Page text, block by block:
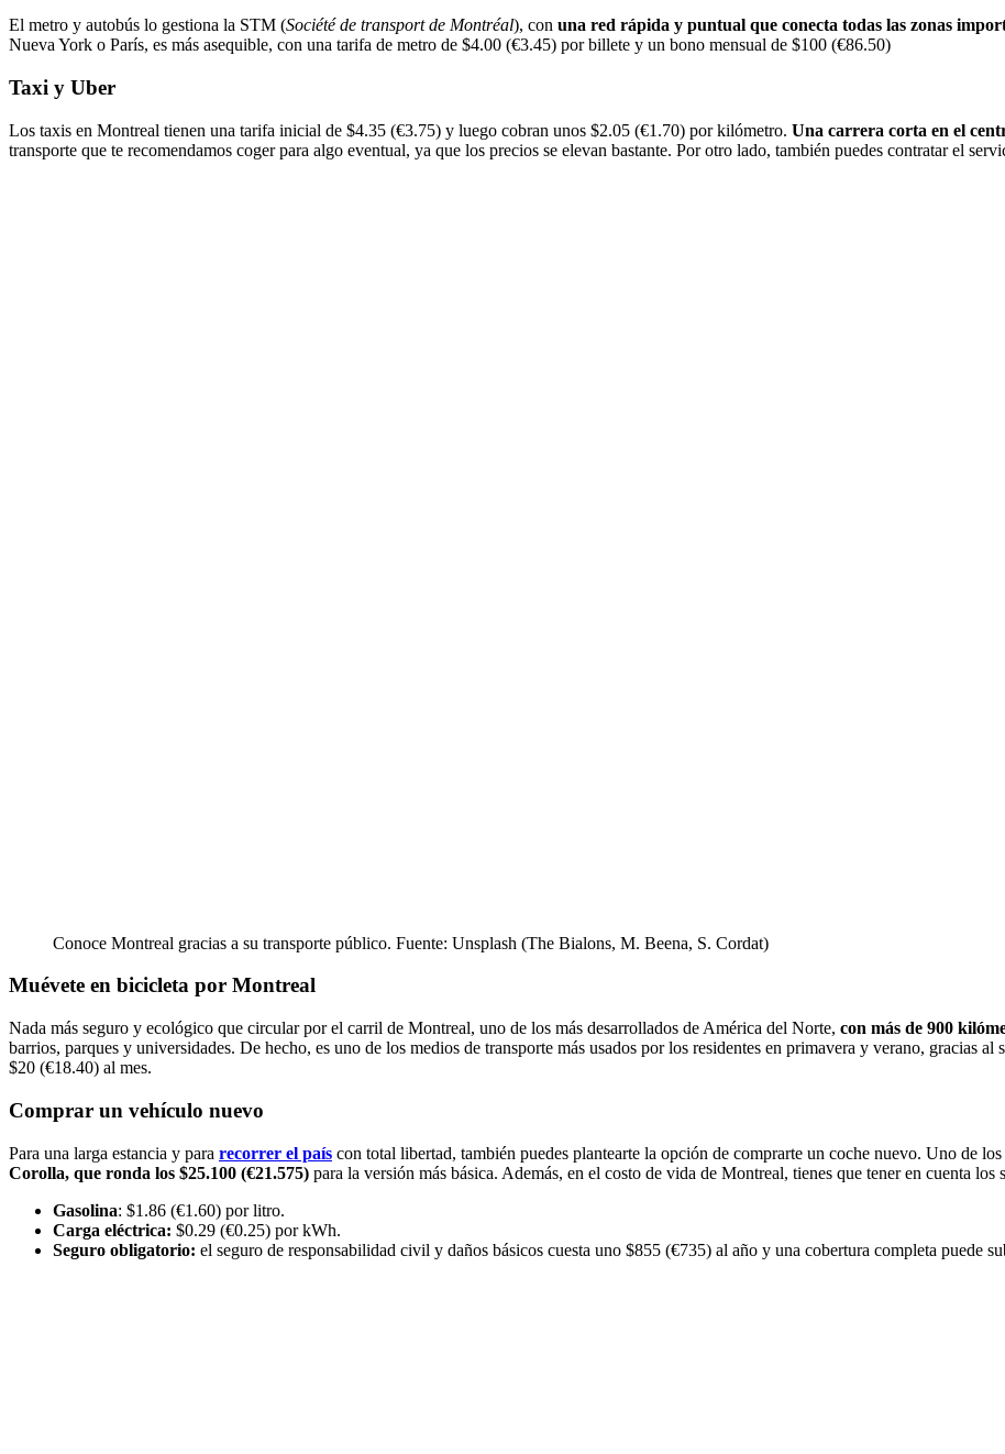
El metro y autobús lo gestiona la STM (Société de transport de Montréal), con una red rápida y puntual que conecta todas las zonas
Nueva York o París, es más asequible, con una tarifa de metro de $4.00 (€3.45) por billete y un bono mensual de $100 (€86.50)
Taxi y Uber
Los taxis en Montreal tienen una tarifa inicial de $4.35 (€3.75) y luego cobran unos $2.05 (€1.70) por kilómetro. Una carrera corta en el
transporte que te recomendamos coger para algo eventual, ya que los precios se elevan bastante. Por otro lado, también puedes contratar el
Conoce Montreal gracias a su transporte público. Fuente: Unsplash (The Bialons, M. Beena, S. Cordat)
Muévete en bicicleta por Montreal
Nada más seguro y ecológico que circular por el carril de Montreal, uno de los más desarrollados de América del Norte, con más de 900
barrios, parques y universidades. De hecho, es uno de los medios de transporte más usados por los residentes en primavera y verano, gracias al
$20 (€18.40) al mes.
Comprar un vehículo nuevo
Para una larga estancia y para recorrer el país con total libertad, también puedes plantearte la opción de comprarte un coche nuevo. Uno de
Corolla, que ronda los $25.100 (€21.575) para la versión más básica. Además, en el costo de vida de Montreal, tienes que tener en cuenta los
Gasolina: $1.86 (€1.60) por litro.
Carga eléctrica: $0.29 (€0.25) por kWh.
Seguro obligatorio: el seguro de responsabilidad civil y daños básicos cuesta uno $855 (€735) al año y una cobertura completa puede